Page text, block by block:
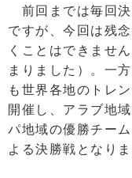
前回までは毎回
ですが、今回は残
くことはできませ
まりました）。一
も世界各地のトレ
開催し、アラブ地
パ地域の優勝チー
よる決勝戦となりま